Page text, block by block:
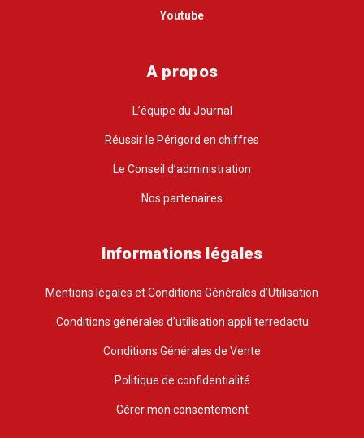
Youtube
A propos
L’équipe du Journal
Réussir le Périgord en chiffres
Le Conseil d’administration
Nos partenaires
Informations légales
Mentions légales et Conditions Générales d’Utilisation
Conditions générales d’utilisation appli terredactu
Conditions Générales de Vente
Politique de confidentialité
Gérer mon consentement